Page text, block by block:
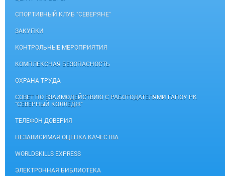
СПОРТИВНЫЙ КЛУБ "СЕВЕРЯНЕ"
ЗАКУПКИ
КОНТРОЛЬНЫЕ МЕРОПРИЯТИЯ
КОМПЛЕКСНАЯ БЕЗОПАСНОСТЬ
ОХРАНА ТРУДА
СОВЕТ ПО ВЗАИМОДЕЙСТВИЮ С РАБОТОДАТЕЛЯМИ ГАПОУ РК
"СЕВЕРНЫЙ КОЛЛЕДЖ"
ТЕЛЕФОН ДОВЕРИЯ
НЕЗАВИСИМАЯ ОЦЕНКА КАЧЕСТВА
WORLDSKILLS EXPRESS
ЭЛЕКТРОННАЯ БИБЛИОТЕКА